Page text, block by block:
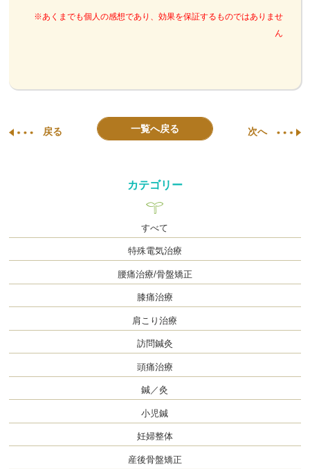
※あくまでも個人の感想であり、効果を保証するものではありませ
ん
戻る 一覧へ戻る 次へ
カテゴリー
すべて
特殊電気治療
腰痛治療/骨盤矯正
膝痛治療
肩こり治療
訪問鍼灸
頭痛治療
鍼／灸
小児鍼
妊婦整体
産後骨盤矯正